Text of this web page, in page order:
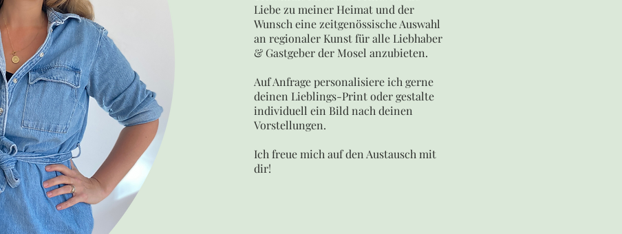
Liebe zu meiner Heimat und der
Wunsch eine zeitgenössische Auswahl
an regionaler Kunst für alle Liebhaber
& Gastgeber der Mosel anzubieten.
Auf Anfrage personalisiere ich gerne
deinen Lieblings-Print oder gestalte
individuell ein Bild nach deinen
Vorstellungen.
Ich freue mich auf den Austausch mit
dir!